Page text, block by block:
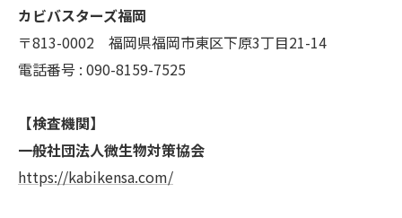
カビバスターズ福岡
〒813-0002 福岡県福岡市東区下原3丁目21-14
電話番号 : 090-8159-7525
【検査機関】
一般社団法人微生物対策協会
https://kabikensa.com/